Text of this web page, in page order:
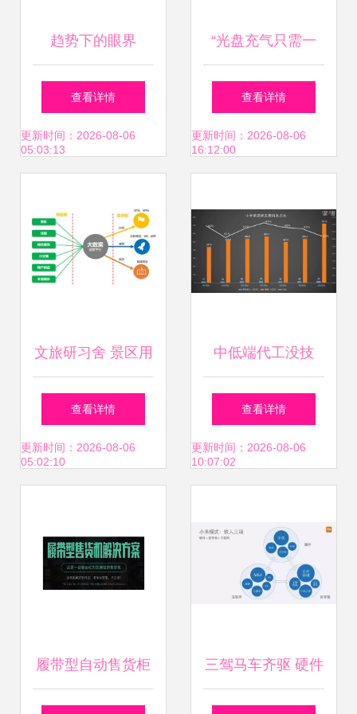
趋势下的眼界
“云”让软硬件销售
增长？
查看详情
更新时间：2026-08-06
05:03:13
“光盘充气只需一
刻，人生传输只用
一秒”——日本刷新
代的极限能力
查看详情
更新时间：2026-08-06
16:12:00
文旅研习舍 景区用
户运营策略与精准
营销——打造爆款
查看详情
更新时间：2026-08-06
05:02:10
中低端代工没技
术？雷军的三问与
小米的业绩答卷 互
之道
查看详情
更新时间：2026-08-06
10:07:02
履带型自动售货柜 三驾马车齐驱 硬件